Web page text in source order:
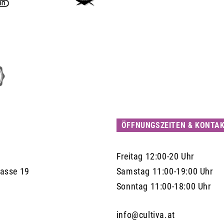
19
ÖFFNUNGSZEITEN &
Freitag 12:00-20 Uhr
Samstag 11:00-19:00 Uhr
Sonntag 11:00-18:00 Uhr
info@cultiva.at